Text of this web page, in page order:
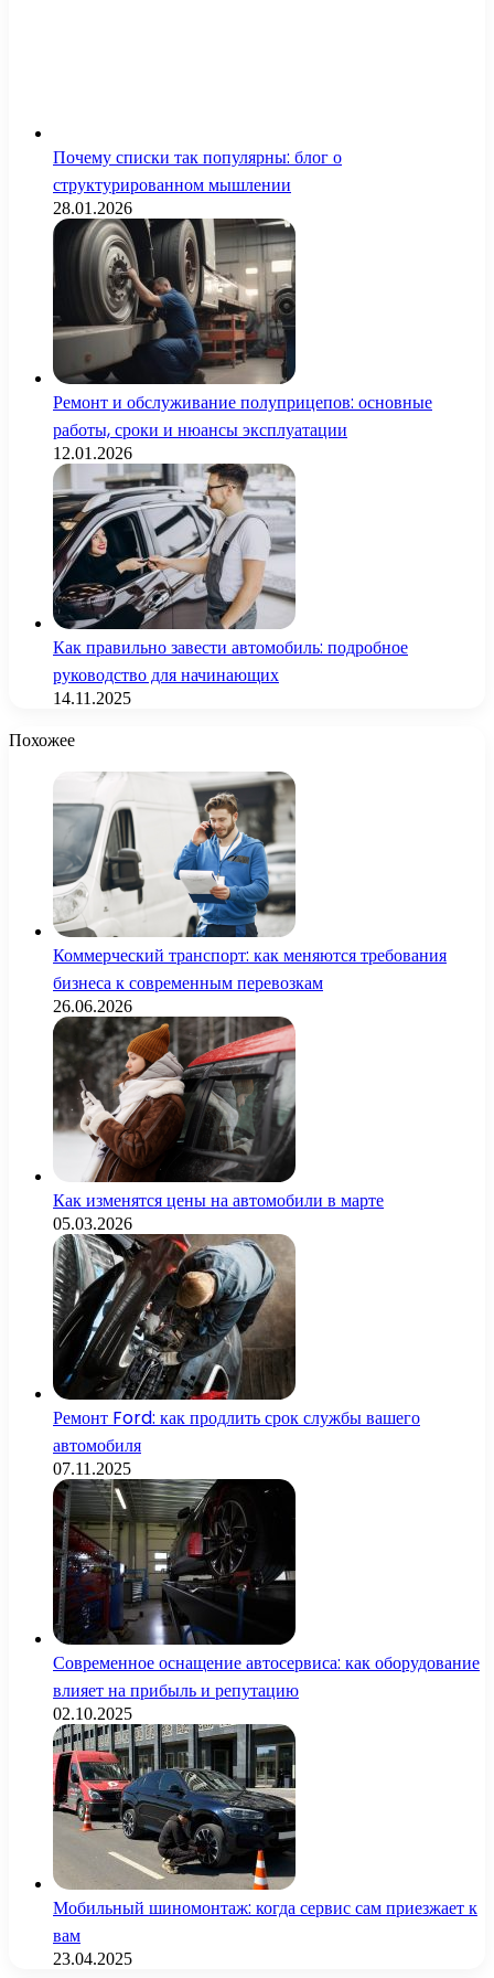
Почему списки так популярны: блог о
структурированном мышлении
28.01.2026
Ремонт и обслуживание полуприцепов: основные
работы, сроки и нюансы эксплуатации
12.01.2026
Как правильно завести автомобиль: подробное
руководство для начинающих
14.11.2025
Похожее
Коммерческий транспорт: как меняются требования
бизнеса к современным перевозкам
26.06.2026
Как изменятся цены на автомобили в марте
05.03.2026
Ремонт Ford: как продлить срок службы вашего
автомобиля
07.11.2025
Современное оснащение автосервиса: как оборудование
влияет на прибыль и репутацию
02.10.2025
Мобильный шиномонтаж: когда сервис сам приезжает к
вам
23.04.2025